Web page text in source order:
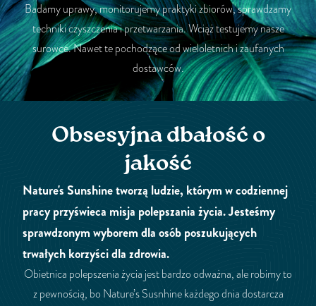
Badamy uprawy, monitorujemy praktyki zbiorów, sprawdzamy
techniki czyszczenia i przetwarzania. Wciąż testujemy nasze
surowce. Nawet te pochodzące od wieloletnich i zaufanych
dostawców.
Obsesyjna dbałość o
jakość
Nature's Sunshine tworzą ludzie, którym w codziennej
pracy przyświeca misja polepszania życia. Jesteśmy
sprawdzonym wyborem dla osób poszukujących
trwałych korzyści dla zdrowia.
Obietnica polepszenia życia jest bardzo odważna, ale robimy to
z pewnością, bo Nature’s Susnhine każdego dnia dostarcza